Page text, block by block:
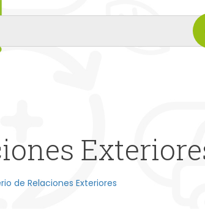
de Relaciones Exteriores